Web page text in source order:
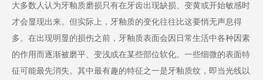
大多数人认为牙釉质磨损只有在牙齿出现缺损、变黄或开始敏感时
才会显现出来。但实际上，牙釉质的变化往往比这要悄无声息得
多。在出现明显的损伤之前，牙釉质表面会因日常生活中各种因素
的作用而逐渐被磨平、变浅或在某些部位软化。一些细微的表面特
征可能最先消失。其中最有趣的特征之一是牙釉质纹，即当光线以